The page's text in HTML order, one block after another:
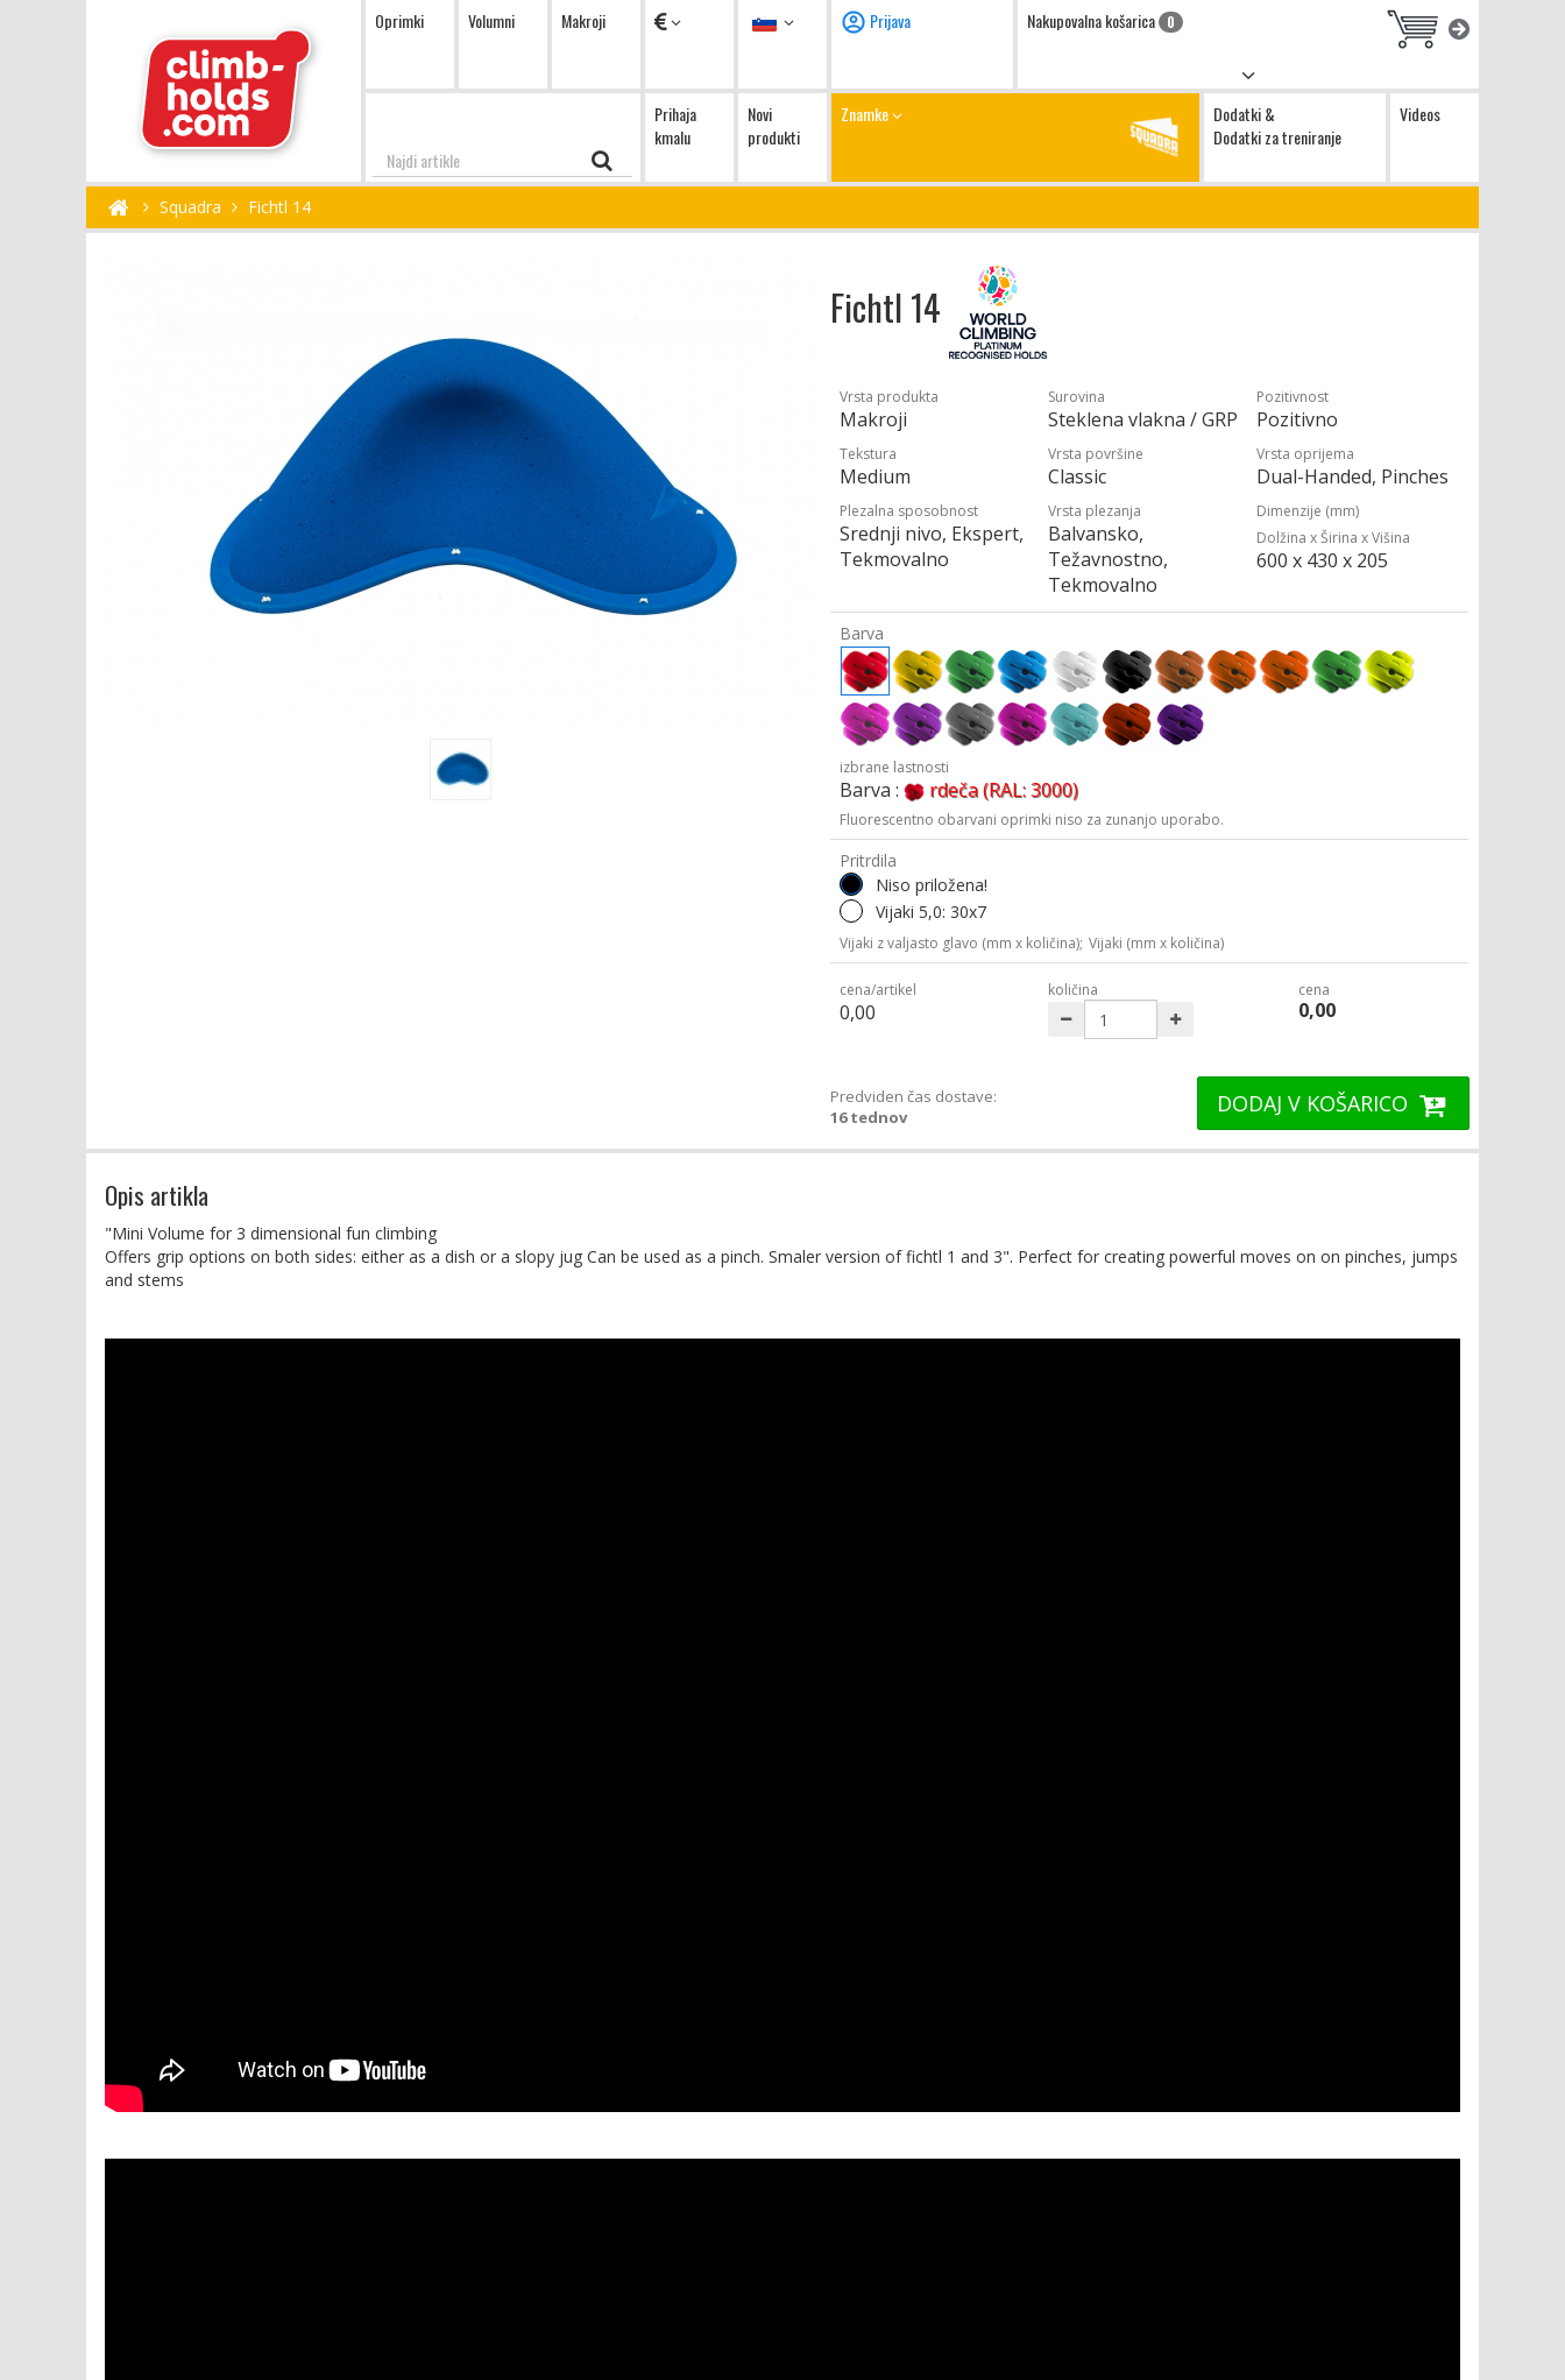
Oprimki Volumni Makroji Valute Jezik Prijava Nakupovalna košarica 0
Najdi
Prihaja
kmalu
Novi
produkti
Znamke
Dodatki &
Dodatki za treniranje
Videos
Squadra Fichtl 14
Fichtl 14
Vrsta produkta
Makroji
Surovina
Steklena vlakna / GRP
Pozitivnost
Pozitivno
Tekstura
Medium
Vrsta površine
Classic
Vrsta oprijema
Dual-Handed, Pinches
Plezalna sposobnost
Srednji nivo, Ekspert,
Tekmovalno
Vrsta plezanja
Balvansko,
Težavnostno,
Tekmovalno
Dimenzije (mm)
Dolžina x Širina x Višina
600 x 430 x 205
Barva
izbrane lastnosti
Barva : rdeča (RAL: 3000)
Fluorescentno obarvani oprimki niso za zunanjo uporabo.
Pritrdila
Niso priložena!
Vijaki 5,0: 30x7
Vijaki z valjasto glavo (mm x količina); Vijaki (mm x količina)
cena/artikel
0,00
količina cena
0,00
Predviden čas dostave:
16 tednov
DODAJ V KOŠARICO
Opis artikla
"Mini Volume for 3 dimensional fun climbing
Offers grip options on both sides: either as a dish or a slopy jug Can be used as a pinch. Smaler version of fichtl 1 and 3". Perfect for creating powerful moves on on pinches, jumps
and stems